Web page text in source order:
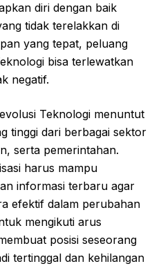
diri dengan baik
tidak terelakkan di
yang tepat, peluang
bisa terlewatkan
negatif.
Teknologi menuntut
tinggi dari berbagai sektor
serta pemerintahan.
harus mampu
informasi terbaru agar
efektif dalam perubahan
mengikuti arus
posisi seseorang
tertinggal dan kehilangan